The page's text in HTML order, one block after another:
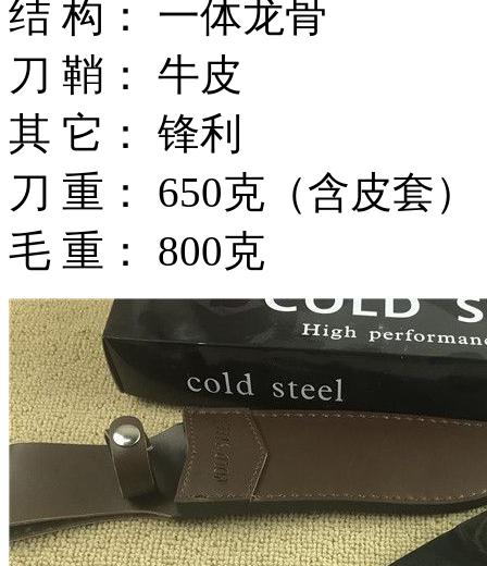
结 构： 一体龙骨
刀 鞘： 牛皮
其 它： 锋利
刀 重： 650克（含皮套）
毛 重： 800克